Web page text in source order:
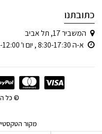
כתובתנו
המשביר 17, תל אביב
א-ה 8:30-17:30 , יום ו' 8:30-12:00
מקור הטקסטיל
© כל